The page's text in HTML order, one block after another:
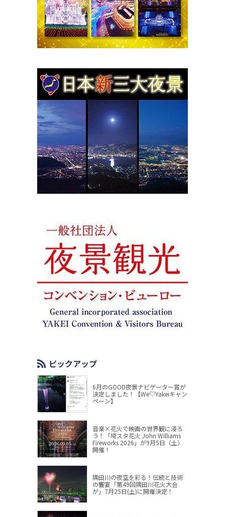
ピックアップ
6月のGOOD夜景ナビゲーター賞が
決定しました！【We♡Yakeiキャン
ペーン】
音楽×花火で映画の世界観に浸ろ
う！「埼スタ花火 John Williams
Fireworks 2026」が9月5日（土）
開催！
隅田川の夜空を彩る！伝統と技術
の饗宴「第49回隅田川花火大会
が」7月25日(土)に開催決定！